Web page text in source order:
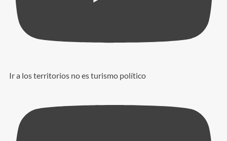
Ir a los territorios no es turismo político